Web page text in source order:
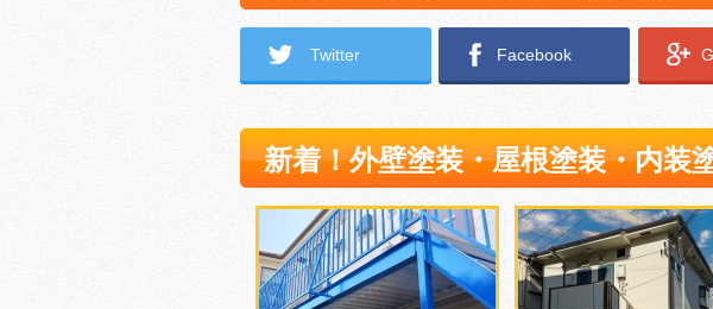
Twitter Facebook
新着！外壁塗装・屋根塗装・内装